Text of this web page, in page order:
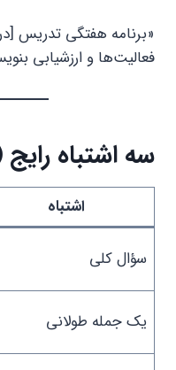
«برنامه هفتگی تدریس
فعالیت‌ها و ارزشیابی
سه اشتباه
اشتباه
سؤال کلی
یک جمله طولانی